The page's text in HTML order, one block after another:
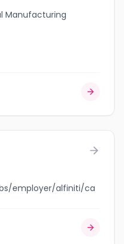
Manufacturing
employer/alfiniti/ca